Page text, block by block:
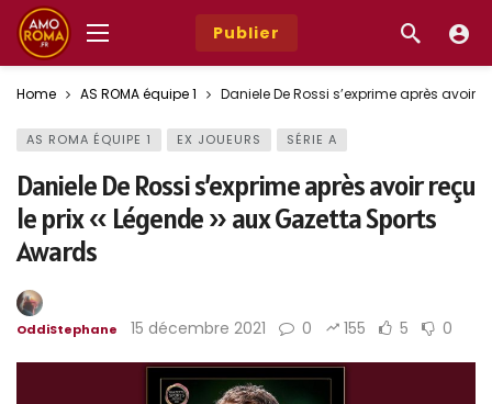
Publier
Home AS ROMA équipe 1 Daniele De Rossi s’exprime après avoir
AS ROMA ÉQUIPE 1 EX JOUEURS SÉRIE A
Daniele De Rossi s’exprime après avoir reçu
le prix « Légende » aux Gazetta Sports
Awards
OddiStephane 15 décembre 2021 0 155 5 0